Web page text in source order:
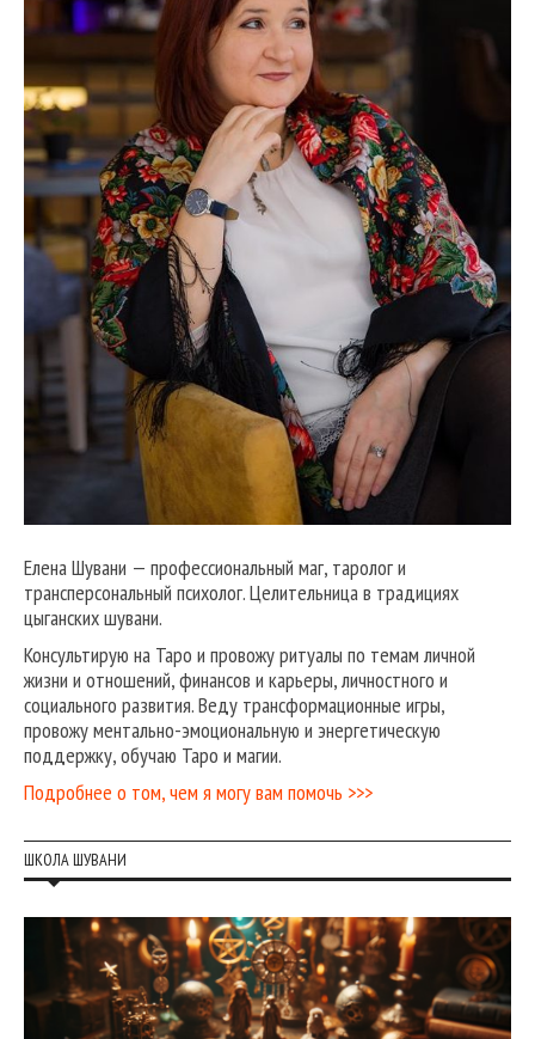
Елена Шувани — профессиональный маг, таролог и
трансперсональный психолог. Целительница в традициях
цыганских шувани.
Консультирую на Таро и провожу ритуалы по темам личной
жизни и отношений, финансов и карьеры, личностного и
социального развития. Веду трансформационные игры,
провожу ментально-эмоциональную и энергетическую
поддержку, обучаю Таро и магии.
Подробнее о том, чем я могу вам помочь >>>
ШКОЛА ШУВАНИ